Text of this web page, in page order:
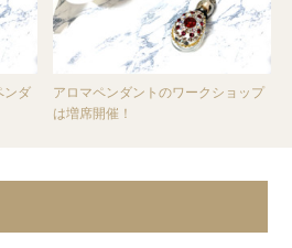
ンダ
アロマペンダントのワークショップ
は増席開催！